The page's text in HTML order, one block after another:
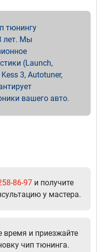
тюнингу
лет. Мы
(Launch,
3, Autotuner,
вашего авто.
86-97 и получите
у мастера.
время и приезжайте
чип тюнинга.